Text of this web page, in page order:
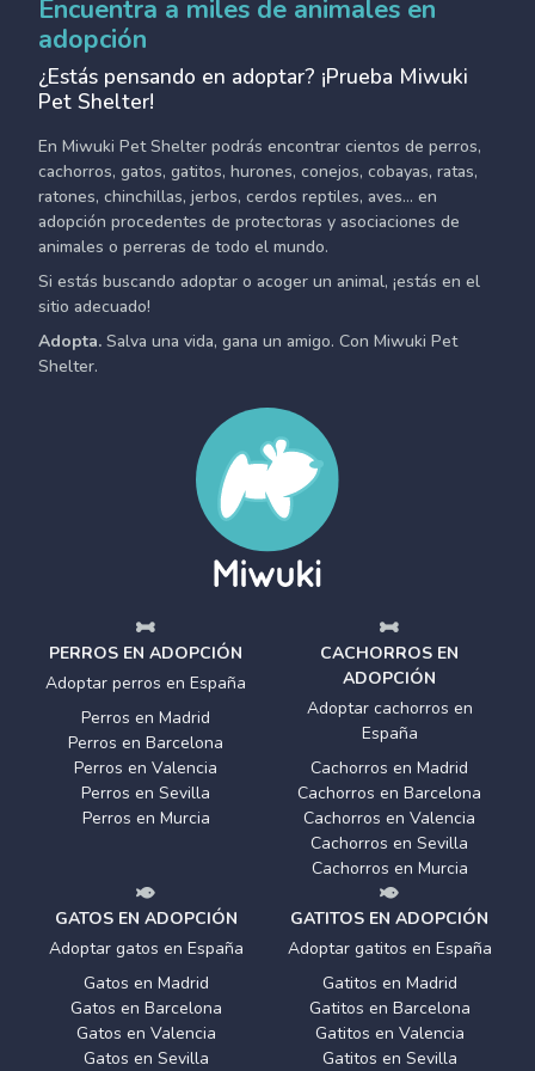
Encuentra a miles de animales en
adopción
¿Estás pensando en adoptar? ¡Prueba Miwuki
Pet Shelter!
En Miwuki Pet Shelter podrás encontrar cientos de perros,
cachorros, gatos, gatitos, hurones, conejos, cobayas, ratas,
ratones, chinchillas, jerbos, cerdos reptiles, aves... en
adopción procedentes de protectoras y asociaciones de
animales o perreras de todo el mundo.
Si estás buscando adoptar o acoger un animal, ¡estás en el
sitio adecuado!
Adopta. Salva una vida, gana un amigo. Con Miwuki Pet
Shelter.
PERROS EN ADOPCIÓN
Adoptar perros en España
Perros en Madrid
Perros en Barcelona
Perros en Valencia
Perros en Sevilla
Perros en Murcia
CACHORROS EN
ADOPCIÓN
Adoptar cachorros en
España
Cachorros en Madrid
Cachorros en Barcelona
Cachorros en Valencia
Cachorros en Sevilla
Cachorros en Murcia
GATOS EN ADOPCIÓN
Adoptar gatos en España
Gatos en Madrid
Gatos en Barcelona
Gatos en Valencia
Gatos en Sevilla
GATITOS EN ADOPCIÓN
Adoptar gatitos en España
Gatitos en Madrid
Gatitos en Barcelona
Gatitos en Valencia
Gatitos en Sevilla